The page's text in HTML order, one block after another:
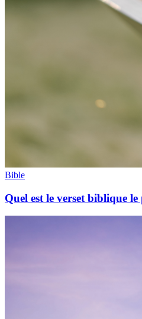
Bible
Quel est le verset biblique